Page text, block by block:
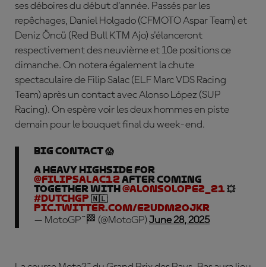
ses déboires du début d'année. Passés par les
repêchages, Daniel Holgado (CFMOTO Aspar Team) et
Deniz Öncü (Red Bull KTM Ajo) s'élanceront
respectivement des neuvième et 10e positions ce
dimanche. On notera également la chute
spectaculaire de Filip Salac (ELF Marc VDS Racing
Team) après un contact avecAlonso López (SUP
Racing). On espère voir les deux hommes en piste
demain pour le bouquet final du week-end.
BIG CONTACT 😱
A heavy highside for
@filipsalac12after coming
together with@AlonsoLopez_21 💥
#DutchGP 🇳🇱
pic.twitter.com/eZuDM2ojkR
— MotoGP™🏁 (@MotoGP) June 28, 2025